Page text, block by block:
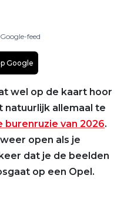
feed
Google
wel op de kaart hoor
natuurlijk allemaal te
burenruzie van 2026.
open als je
dat je de beelden
op een Opel.